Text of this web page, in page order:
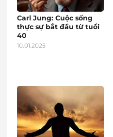
Carl Jung: Cuộc sống
thực sự bắt đầu từ tuổi
40
10.01.2025